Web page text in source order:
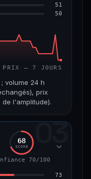
69/100
51
50
PRIX — 7 JOURS
volume 24 h
prix
l'amplitude).
24 H
30 J
03
68
SCORE
70/100
73